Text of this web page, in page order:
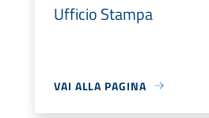
Ufficio Stampa
VAI ALLA PAGINA